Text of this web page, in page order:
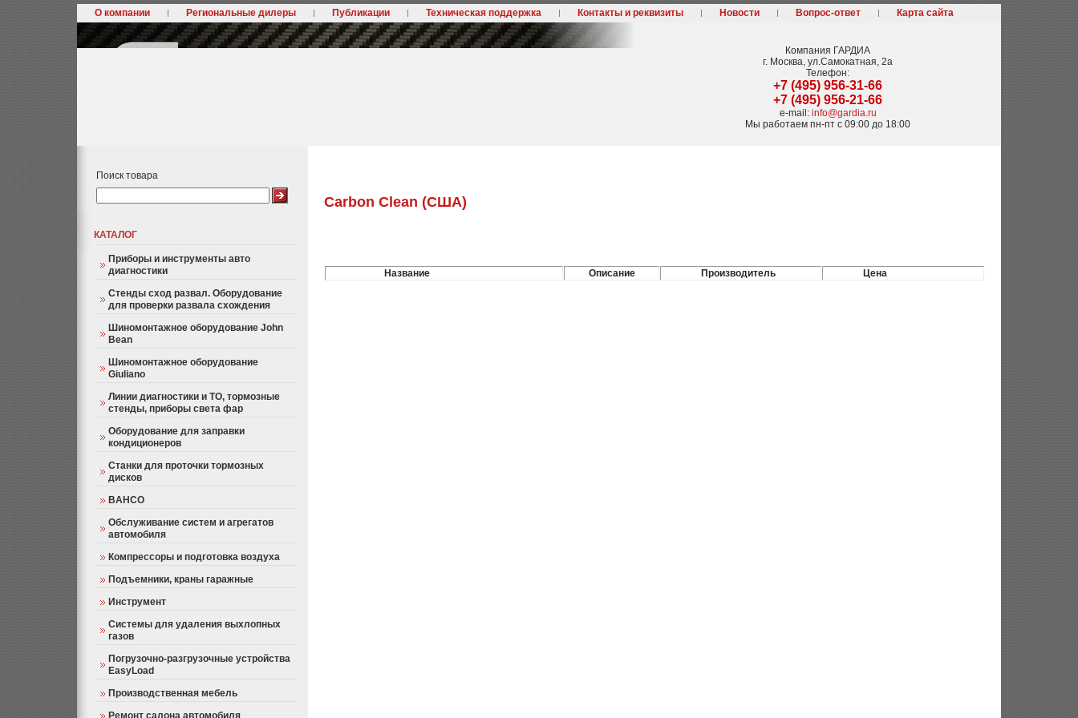
О компании Региональные дилеры Публикации Техническая поддержка Контакты и реквизиты Новости Вопрос-ответ Карта сайта
Компания ГАРДИА
г. Москва, ул.Самокатная, 2а
Телефон:
+7 (495) 956-31-66
+7 (495) 956-21-66
e-mail: info@gardia.ru
Мы работаем пн-пт с 09:00 до 18:00
Поиск товара
КАТАЛОГ
Приборы и инструменты авто
диагностики
Стенды сход развал. Оборудование
для проверки развала схождения
Шиномонтажное оборудование John
Bean
Шиномонтажное оборудование
Giuliano
Линии диагностики и ТО, тормозные
стенды, приборы света фар
Оборудование для заправки
кондиционеров
Станки для проточки тормозных
дисков
BAHCO
Обслуживание систем и агрегатов
автомобиля
Компрессоры и подготовка воздуха
Подъемники, краны гаражные
Инструмент
Системы для удаления выхлопных
газов
Погрузочно-разгрузочные устройства
EasyLoad
Производственная мебель
Ремонт салона автомобиля
Carbon Clean (США)
Название Описание Производитель Цена